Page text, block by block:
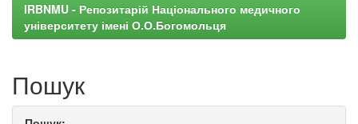
IRBNMU - Репозитарій Національного медичного
університету імені О.О.Богомольця
Пошук